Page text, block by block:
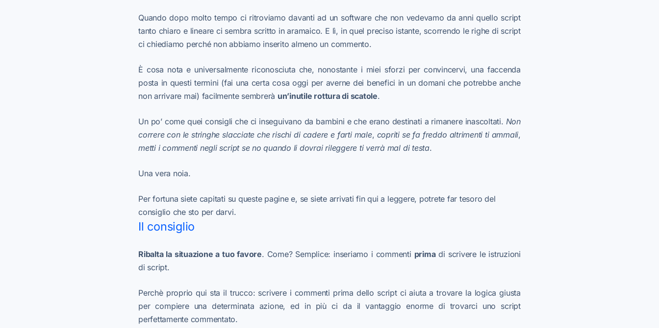
Quando dopo molto tempo ci ritroviamo davanti ad un software che non vedevamo da anni quello script
tanto chiaro e lineare ci sembra scritto in aramaico. E lì, in quel preciso istante, scorrendo le righe di script
ci chiediamo perché non abbiamo inserito almeno un commento.
È cosa nota e universalmente riconosciuta che, nonostante i miei sforzi per convincervi, una faccenda
posta in questi termini (fai una certa cosa oggi per averne dei benefici in un domani che potrebbe anche
non arrivare mai) facilmente sembrerà un’inutile rottura di scatole.
Un po’ come quei consigli che ci inseguivano da bambini e che erano destinati a rimanere inascoltati. Non
correre con le stringhe slacciate che rischi di cadere e farti male, copriti se fa freddo altrimenti ti ammali,
metti i commenti negli script se no quando li dovrai rileggere ti verrà mal di testa.
Una vera noia.
Per fortuna siete capitati su queste pagine e, se siete arrivati fin qui a leggere, potrete far tesoro del
consiglio che sto per darvi.
Il consiglio
Ribalta la situazione a tuo favore. Come? Semplice: inseriamo i commenti primadi scrivere le istruzioni
di script.
Perchè proprio qui sta il trucco: scrivere i commenti prima dello script ci aiuta a trovare la logica giusta
per compiere una determinata azione, ed in più ci da il vantaggio enorme di trovarci uno script
perfettamente commentato.